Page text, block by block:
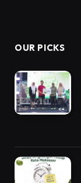
OUR PICKS